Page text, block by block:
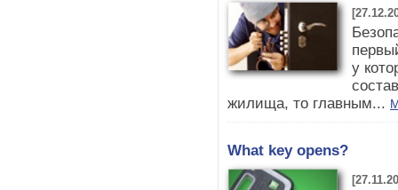
у
жилища, то главным...
What key opens?